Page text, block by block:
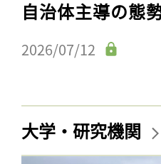
自治体主導の態
2026/07/12
大学・研究機関